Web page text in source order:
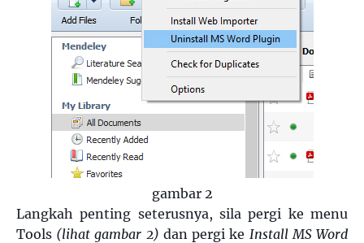
gambar 2
Langkah penting seterusnya, sila pergi ke menu
Tools (lihat gambar 2) dan pergi ke Install MS Word